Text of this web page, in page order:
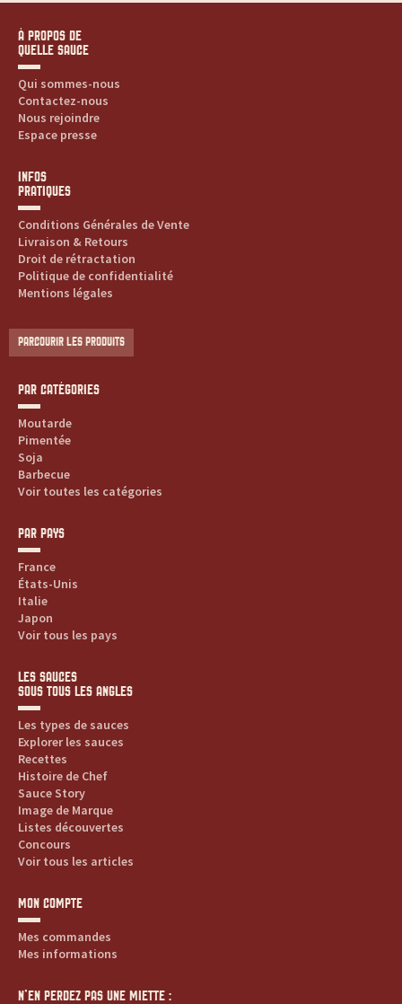
À PROPOS DE
QUELLE SAUCE
Qui sommes-nous
Contactez-nous
Nous rejoindre
Espace presse
INFOS
PRATIQUES
Conditions Générales de Vente
Livraison & Retours
Droit de rétractation
Politique de confidentialité
Mentions légales
PARCOURIR LES PRODUITS
PAR CATÉGORIES
Moutarde
Pimentée
Soja
Barbecue
Voir toutes les catégories
PAR PAYS
France
États-Unis
Italie
Japon
Voir tous les pays
LES SAUCES
SOUS TOUS LES ANGLES
Les types de sauces
Explorer les sauces
Recettes
Histoire de Chef
Sauce Story
Image de Marque
Listes découvertes
Concours
Voir tous les articles
MON COMPTE
Mes commandes
Mes informations
N’EN PERDEZ PAS UNE MIETTE :